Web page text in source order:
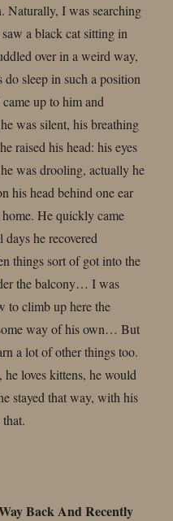
Naturally, I was searching
a black cat sitting in
over in a weird way,
sleep in such a position
up to him and
was silent, his breathing
raised his head: his eyes
was drooling, actually he
his head behind one ear
He quickly came
he recovered
things sort of got into the
the balcony… I was
to climb up here the
way of his own… But
a lot of other things too.
loves kittens, he would
stayed that way, with his
Back And Recently